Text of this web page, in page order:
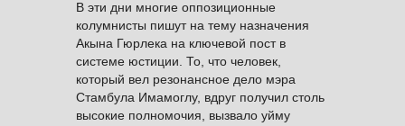
В эти дни многие оппозиционные
колумнисты пишут на тему назначения
Акына Гюрлека на ключевой пост в
системе юстиции. То, что человек,
который вел резонансное дело мэра
Стамбула Имамоглу, вдруг получил столь
высокие полномочия, вызвало уйму